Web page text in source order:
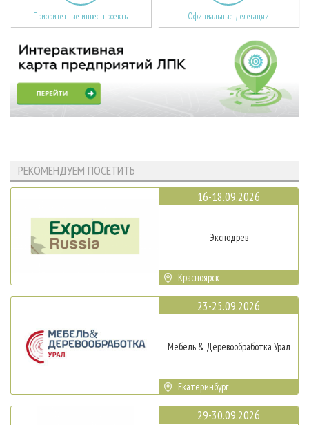
Приоритетные инвестпроекты Официальные делегации
РЕКОМЕНДУЕМ ПОСЕТИТЬ
16-18.09.2026
Эксподрев
Красноярск
23-25.09.2026
Мебель & Деревообработка Урал
Екатеринбург
29-30.09.2026